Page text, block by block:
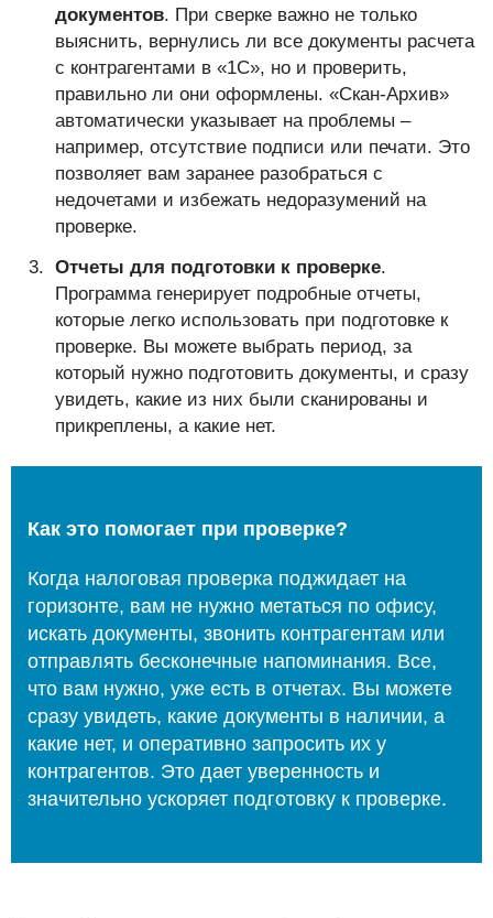
документов. При сверке важно не только
выяснить, вернулись ли все документы расчета
с контрагентами в «1С», но и проверить,
правильно ли они оформлены. «Скан-Архив»
автоматически указывает на проблемы –
например, отсутствие подписи или печати. Это
позволяет вам заранее разобраться с
недочетами и избежать недоразумений на
проверке.
Отчеты для подготовки к проверке.
Программа генерирует подробные отчеты,
которые легко использовать при подготовке к
проверке. Вы можете выбрать период, за
который нужно подготовить документы, и сразу
увидеть, какие из них были сканированы и
прикреплены, а какие нет.
Как это помогает при проверке?
Когда налоговая проверка поджидает на
горизонте, вам не нужно метаться по офису,
искать документы, звонить контрагентам или
отправлять бесконечные напоминания. Все,
что вам нужно, уже есть в отчетах. Вы можете
сразу увидеть, какие документы в наличии, а
какие нет, и оперативно запросить их у
контрагентов. Это дает уверенность и
значительно ускоряет подготовку к проверке.